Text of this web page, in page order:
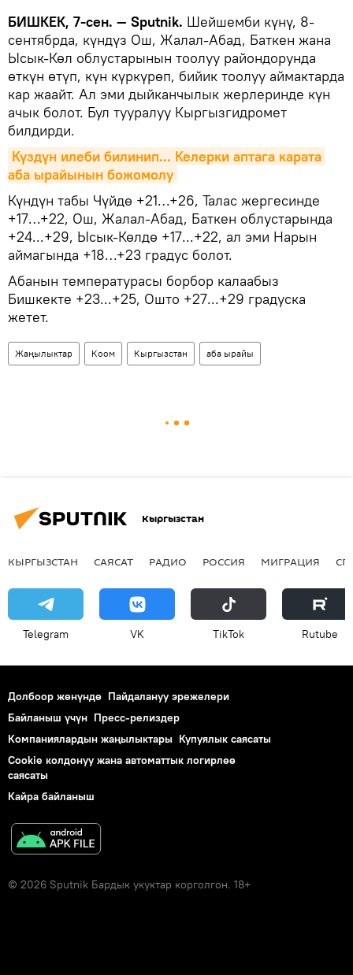
БИШКЕК, 7-сен. — Sputnik. Шейшемби күнү, 8-
сентябрда, күндүз Ош, Жалал-Абад, Баткен жана
Ысык-Көл облустарынын тоолуу райондорунда
өткүн өтүп, күн күркүрөп, бийик тоолуу аймактарда
кар жаайт. Ал эми дыйканчылык жерлеринде күн
ачык болот. Бул тууралуу Кыргызгидромет
билдирди.
Күздүн илеби билинип... Келерки аптага карата
аба ырайынын божомолу
Күндүн табы Чүйдө +21…+26, Талас жергесинде
+17…+22, Ош, Жалал-Абад, Баткен облустарында
+24...+29, Ысык-Көлдө +17...+22, ал эми Нарын
аймагында +18…+23 градус болот.
Абанын температурасы борбор калаабыз
Бишкекте +23...+25, Ошто +27...+29 градуска
жетет.
Жаңылыктар Коом Кыргызстан аба ырайы
Кыргызстан
КЫРГЫЗСТАН САЯСАТ РАДИО РОССИЯ МИГРАЦИЯ
Telegram VK ТikТоk Rutube
Долбоор жөнүндө Пайдалануу эрежелери
Байланыш үчүн Пресс-релиздер
Компаниялардын жаңылыктары Купуялык саясаты
Cookie колдонуу жана автоматтык логирлөө
саясаты
Кайра байланыш
© 2026 Sputnik Бардык укуктар корголгон. 18+